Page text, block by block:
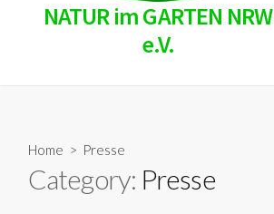
NATUR im GARTEN NRW
e.V.
Home > Presse
Category: Presse